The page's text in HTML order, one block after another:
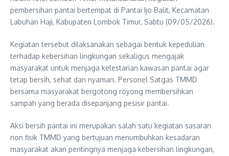
pembersihan pantai bertempat di Pantai Ijo Balit, Kecamatan
Labuhan Haji, Kabupaten Lombok Timur, Sabtu (09/05/2026).
Kegiatan tersebut dilaksanakan sebagai bentuk kepedulian
terhadap kebersihan lingkungan sekaligus mengajak
masyarakat untuk menjaga kelestarian kawasan pantai agar
tetap bersih, sehat dan nyaman. Personel Satgas TMMD
bersama masyarakat bergotong royong membersihkan
sampah yang berada disepanjang pesisir pantai.
Aksi bersih pantai ini merupakan salah satu kegiatan sasaran
non fisik TMMD yang bertujuan menumbuhkan kesadaran
masyarakat akan pentingnya menjaga kebersihan lingkungan,